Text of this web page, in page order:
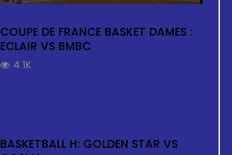
COUPE DE FRANCE BASKET DAMES :
ECLAIR VS BMBC
4.1K
BASKETBALL H: GOLDEN STAR VS